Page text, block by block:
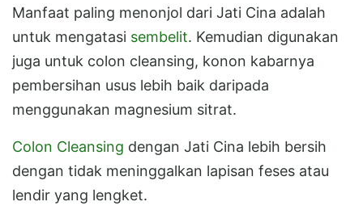
Manfaat paling menonjol dari Jati Cina adalah
untuk mengatasi sembelit. Kemudian digunakan
juga untuk colon cleansing, konon kabarnya
pembersihan usus lebih baik daripada
menggunakan magnesium sitrat.
Colon Cleansing dengan Jati Cina lebih bersih
dengan tidak meninggalkan lapisan feses atau
lendir yang lengket.